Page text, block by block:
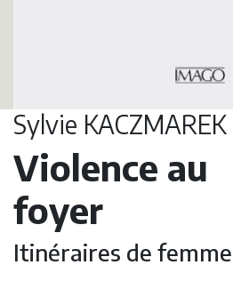
Sylvie KACZMAREK
Violence au
foyer
Itinéraires de